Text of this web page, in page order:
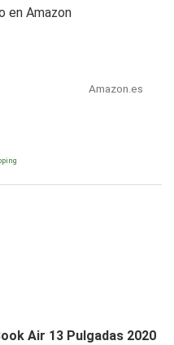
en Amazon
Amazon.es
Air 13 Pulgadas 2020